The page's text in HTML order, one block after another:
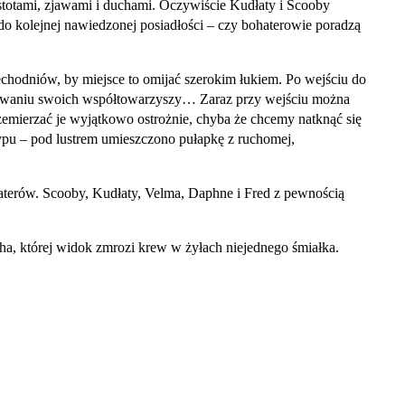
zjawami i duchami. Oczywiście Kudłaty i Scooby
kolejnej nawiedzonej posiadłości – czy bohaterowie poradzą
by miejsce to omijać szerokim łukiem. Po wejściu do
swoich współtowarzyszy… Zaraz przy wejściu można
je wyjątkowo ostrożnie, chyba że chcemy natknąć się
– pod lustrem umieszczono pułapkę z ruchomej,
Scooby, Kudłaty, Velma, Daphne i Fred z pewnością
której widok zmrozi krew w żyłach niejednego śmiałka.